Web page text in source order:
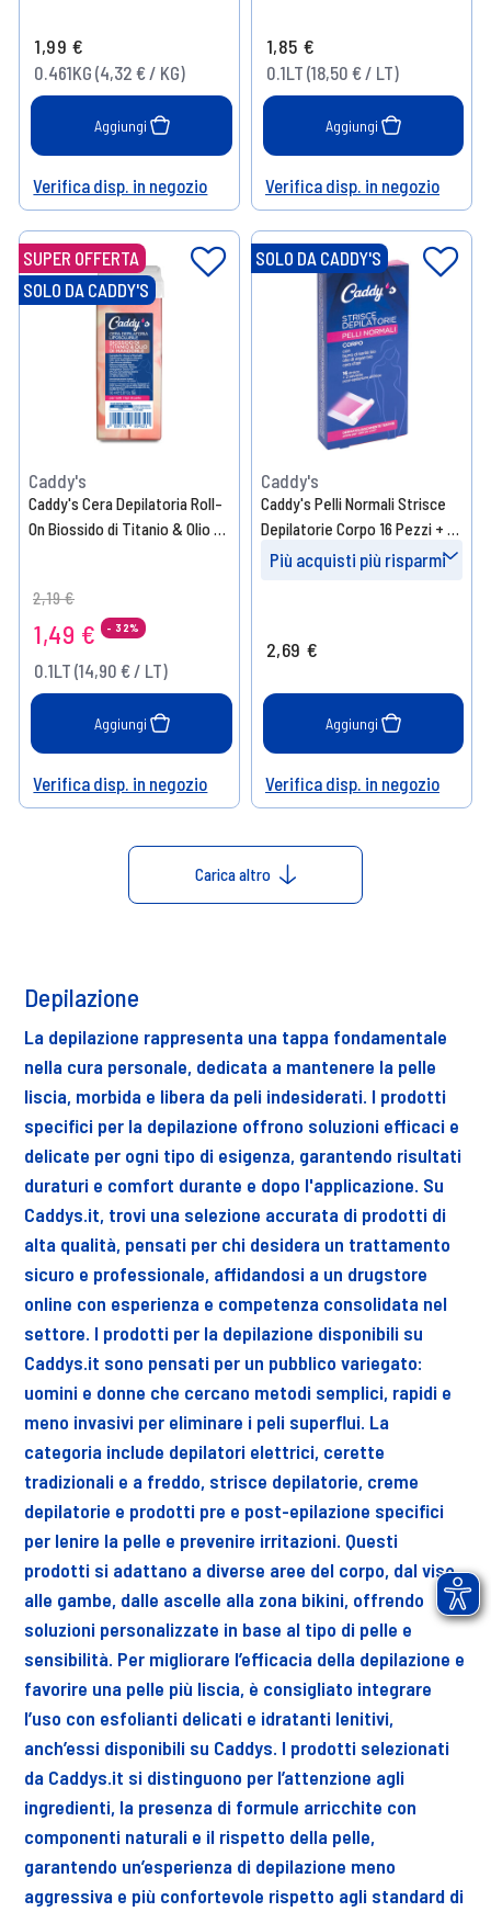
1,99 €
0.461KG (4,32 € / KG)
Aggiungi
Help
Verifica disp. in negozio
1,85 €
0.1LT (18,50 € / LT)
Aggiungi
Help
Verifica disp. in negozio
SUPER OFFERTA
SOLO DA CADDY'S
Caddy's
Caddy's Cera Depilatoria Roll-
On Biossido di Titanio & Olio di
Price reduced from
2,19 €to
1,49 € - 32%
0.1LT (14,90 € / LT)
Aggiungi
Help
Verifica disp. in negozio
SOLO DA CADDY'S
Caddy's
Caddy's Pelli Normali Strisce
Depilatorie Corpo 16 Pezzi + 2
Salviette Post-Epilazione
Più acquisti più risparmi
Prendi 12- 20%
2,69 €
Aggiungi
Help
Verifica disp. in negozio
Carica altro
Depilazione
La depilazione rappresenta una tappa fondamentale
nella cura personale, dedicata a mantenere la pelle
liscia, morbida e libera da peli indesiderati. I prodotti
specifici per la depilazione offrono soluzioni efficaci e
delicate per ogni tipo di esigenza, garantendo risultati
duraturi e comfort durante e dopo l'applicazione. Su
Caddys.it, trovi una selezione accurata di prodotti di
alta qualità, pensati per chi desidera un trattamento
sicuro e professionale, affidandosi a un drugstore
online con esperienza e competenza consolidata nel
settore. I prodotti per la depilazione disponibili su
Caddys.it sono pensati per un pubblico variegato:
uomini e donne che cercano metodi semplici, rapidi e
meno invasivi per eliminare i peli superflui. La
categoria include depilatori elettrici, cerette
tradizionali e a freddo, strisce depilatorie, creme
depilatorie e prodotti pre e post-epilazione specifici
per lenire la pelle e prevenire irritazioni. Questi
prodotti si adattano a diverse aree del corpo, dal viso
alle gambe, dalle ascelle alla zona bikini, offrendo
soluzioni personalizzate in base al tipo di pelle e
sensibilità. Per migliorare l’efficacia della depilazione e
favorire una pelle più liscia, è consigliato integrare
l’uso con esfolianti delicati e idratanti lenitivi,
anch’essi disponibili su Caddys. I prodotti selezionati
da Caddys.it si distinguono per l’attenzione agli
ingredienti, la presenza di formule arricchite con
componenti naturali e il rispetto della pelle,
garantendo un’esperienza di depilazione meno
aggressiva e più confortevole rispetto agli standard di